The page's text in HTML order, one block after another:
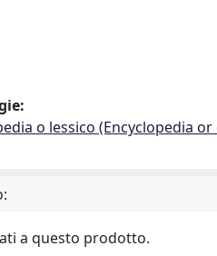
o lessico (Encyclopedia
a questo prodotto.